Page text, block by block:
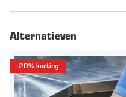
Alternatieven
-20% korting